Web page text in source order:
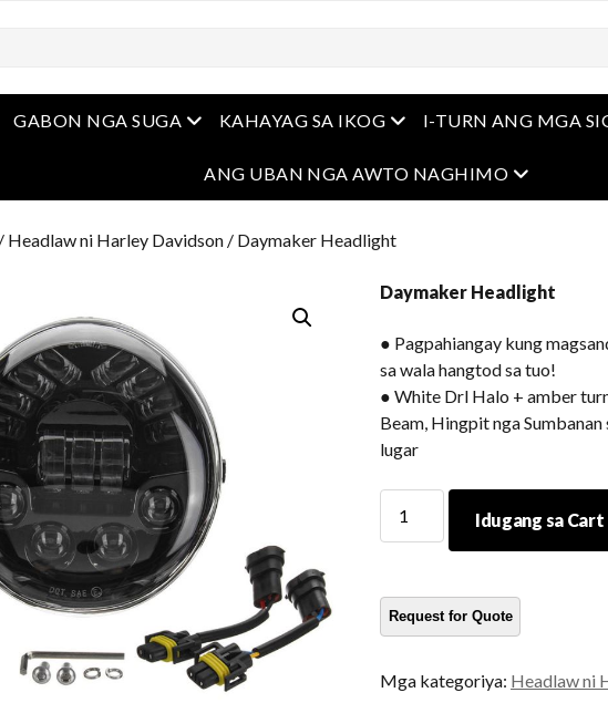
Menu
GABON NGA SUGA Open Menu
KAHAYAG SA IKOG Open Menu
I-TURN ANG MGA
ANG UBAN NGA AWTO NAGHIMO Open Menu
/ Headlaw ni Harley Davidson / Daymaker Headlight
Daymaker Headlight
● Pagpahiangay kung
sa wala hangtod sa tuo!
● White Drl Halo + amber
Beam, Hingpit nga
lugar
Headlight
kadaghanon
Idugang sa Cart
Mga kategoriya: Headlaw ni